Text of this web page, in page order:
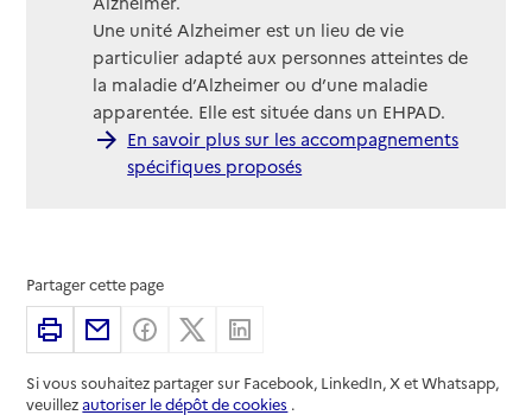
Une unité Alzheimer est un lieu de vie
particulier adapté aux personnes atteintes de
la maladie d’Alzheimer ou d’une maladie
apparentée. Elle est située dans un EHPAD.
En savoir plus sur les accompagnements
spécifiques proposés
Partager cette page
ImprimerPartager par email
Partager sur Facebook
Partager sur X
Si vous souhaitez partager sur Facebook, LinkedIn, X et Whatsapp,
veuillezautoriser le dépôt de cookies .